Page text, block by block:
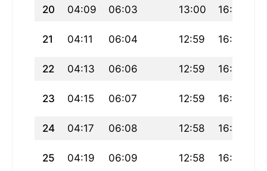
20 04:09 06:03 13:00 16:51
21 04:11 06:04 12:59 16:50
22 04:13 06:06 12:59 16:49
23 04:15 06:07 12:59 16:48
24 04:17 06:08 12:58 16:47
25 04:19 06:09 12:58 16:46